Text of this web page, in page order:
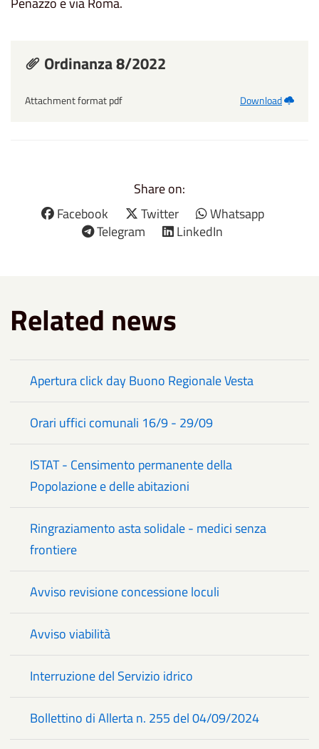
Ordinanza 8/2022
Attachment format pdf Download
Share on:
Facebook
Twitter
Whatsapp
Telegram
LinkedIn
Related news
Apertura click day Buono Regionale Vesta
Orari uffici comunali 16/9 - 29/09
ISTAT - Censimento permanente della
Popolazione e delle abitazioni
Ringraziamento asta solidale - medici senza
frontiere
Avviso revisione concessione loculi
Avviso viabilità
Interruzione del Servizio idrico
Bollettino di Allerta n. 255 del 04/09/2024